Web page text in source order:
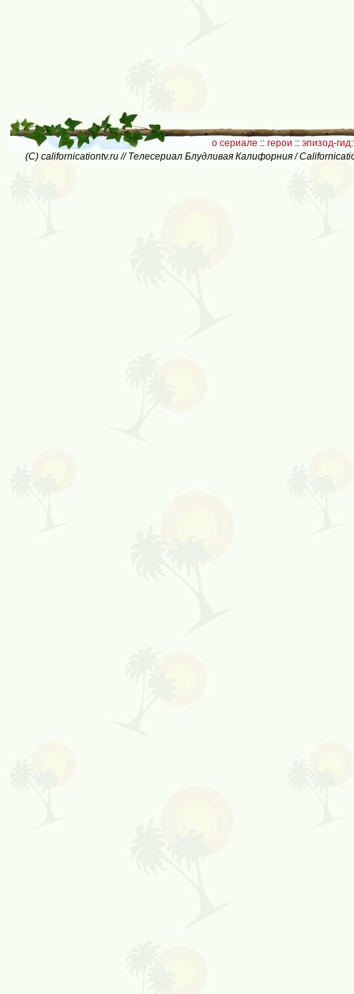
о сериале :: герои :: эпизод-гид
(C) californicationtv.ru // Телесериал Блудливая Калифорния /